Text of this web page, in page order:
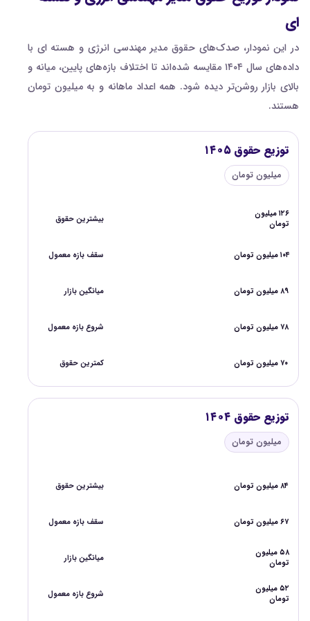
ای
در این نمودار، صدک‌های حقوق مدیر مهندسی انرژی و هسته ای با
داده‌های سال ۱۴۰۴ مقایسه شده‌اند تا اختلاف بازه‌های پایین، میانه و
بالای بازار روشن‌تر دیده شود. همه اعداد ماهانه و به میلیون تومان
هستند.
توزیع حقوق ۱۴۰۵
میلیون تومان
بیشترین حقوق
۱۲۶ میلیون
تومان
سقف بازه معمول ۱۰۴ میلیون تومان
میانگین بازار ۸۹ میلیون تومان
شروع بازه معمول ۷۸ میلیون تومان
کمترین حقوق ۷۰ میلیون تومان
توزیع حقوق ۱۴۰۴
میلیون تومان
بیشترین حقوق ۸۴ میلیون تومان
سقف بازه معمول ۶۷ میلیون تومان
میانگین بازار
۵۸ میلیون
تومان
شروع بازه معمول
۵۲ میلیون
تومان